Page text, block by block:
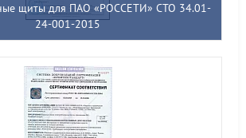
щиты для ПАО «РОССЕТИ» СТО 34.01-
24-001-2015